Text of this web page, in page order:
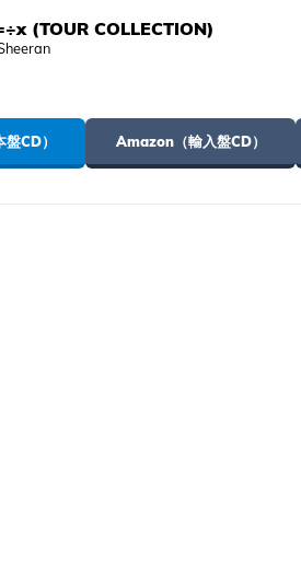
(TOUR COLLECTION)
CD） Amazon（輸入盤CD）